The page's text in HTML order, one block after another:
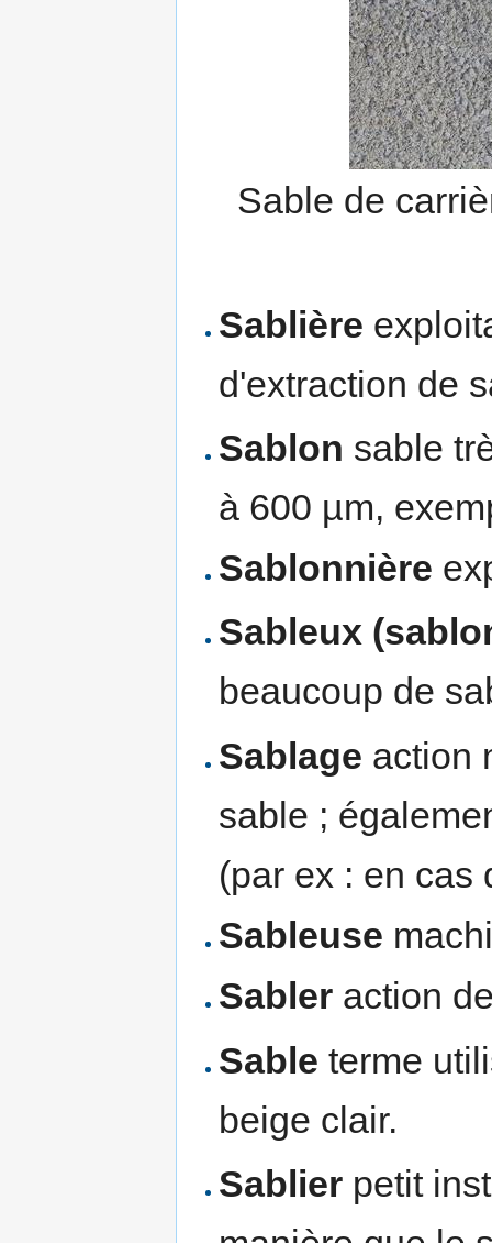
Sable de
Sablière
d'extraction de
Sablon sable
à 600 µm,
Sablonnière
Sableux
beaucoup de
Sablage action
sable ;
(par ex : en cas
Sableuse
Sabler action
Sable terme
beige clair.
Sablier petit